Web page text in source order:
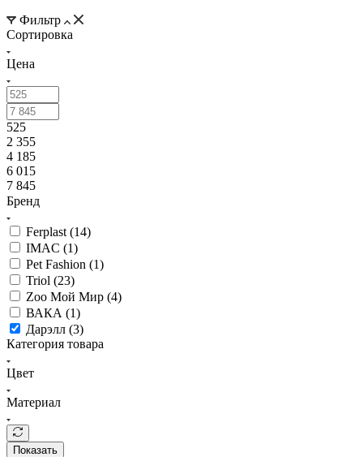
Фильтр
Сортировка
Цена
525
2 355
4 185
6 015
7 845
Бренд
Ferplast (14)
IMAC (1)
Pet Fashion (1)
Triol (23)
Zoo Мой Мир (4)
ВАКА (1)
Дарэлл (3)
Категория товара
Цвет
Материал
Показать